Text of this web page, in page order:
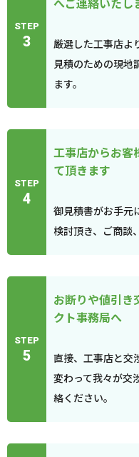
STEP
3
厳選した工事店よ
見積のための現地
ます。
STEP
4
工事店からお客
て頂きます
御見積書がお手元
検討頂き、ご商談
STEP
5
お断りや値引き
クト事務局へ
直接、工事店と交
変わって我々が交
絡ください。